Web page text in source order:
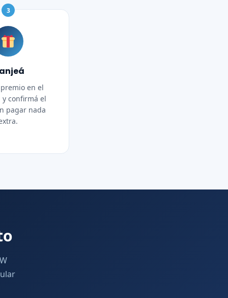
3
en el
y confirmá el
pagar nada